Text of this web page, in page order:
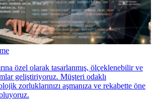
özel olarak tasarlanmış, ölçeklenebilir ve
geliştiriyoruz. Müşteri odaklı
zorluklarınızı aşmanıza ve rekabette öne